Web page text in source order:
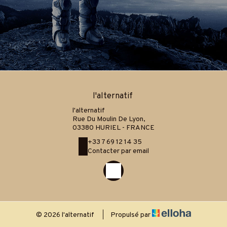
l'alternatif
l'alternatif
Rue Du Moulin De Lyon,
03380 HURIEL - FRANCE
+33 7 69 12 14 35
Contacter par email
© 2026 l'alternatif Propulsé par